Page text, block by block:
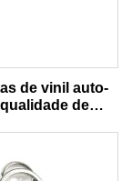
de vinil auto-
de